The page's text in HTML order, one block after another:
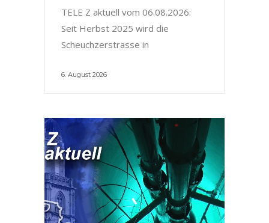
TELE Z aktuell vom 06.08.2026:
Seit Herbst 2025 wird die
Scheuchzerstrasse in
6. August 2026